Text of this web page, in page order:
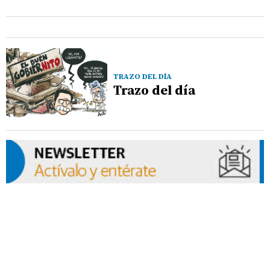
TRAZO DEL DÍA
Trazo del día